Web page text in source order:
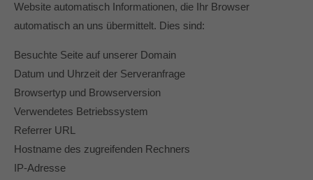
Website automatisch Informationen, die Ihr Browser
automatisch an uns übermittelt. Dies sind:
Besuchte Seite auf unserer Domain
Datum und Uhrzeit der Serveranfrage
Browsertyp und Browserversion
Verwendetes Betriebssystem
Referrer URL
Hostname des zugreifenden Rechners
IP-Adresse